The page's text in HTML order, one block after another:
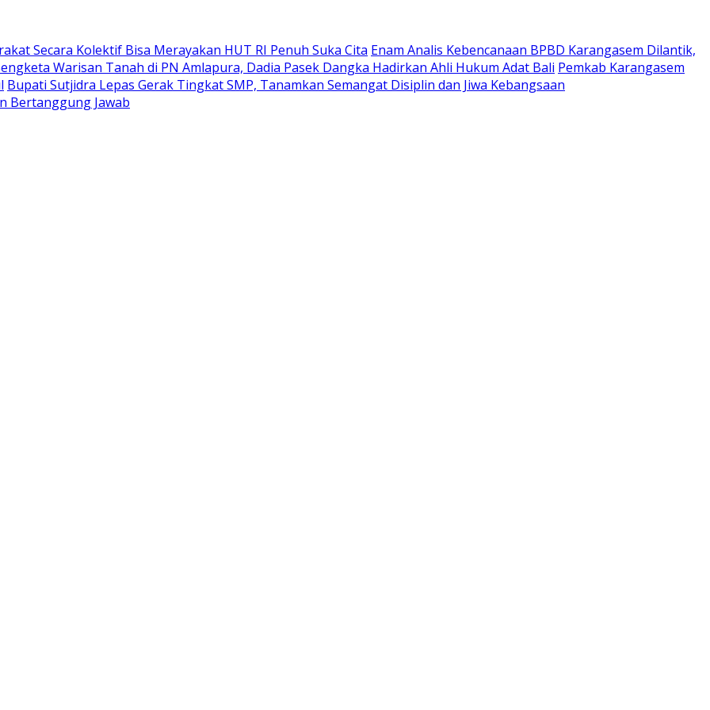
Secara Kolektif Bisa Merayakan HUT RI Penuh Suka Cita Enam Analis Kebencanaan BPBD Karangasem Dilantik,
Warisan Tanah di PN Amlapura, Dadia Pasek Dangka Hadirkan Ahli Hukum Adat Bali Pemkab Karangasem
Bupati Sutjidra Lepas Gerak Tingkat SMP, Tanamkan Semangat Disiplin dan Jiwa Kebangsaan